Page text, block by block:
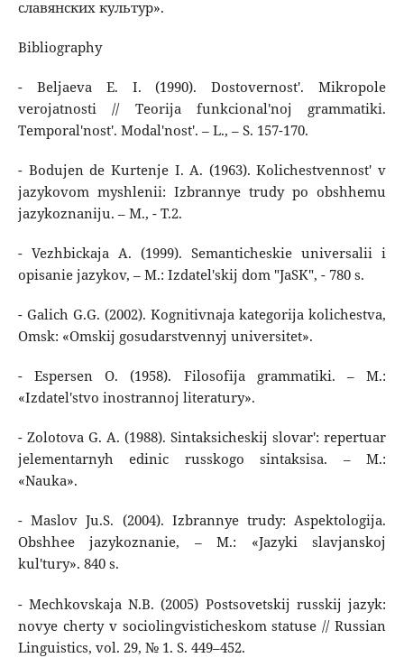
славянских культур».
Bibliography
- Beljaeva E. I. (1990). Dostovernost'. Mikropole
verojatnosti // Teorija funkcional'noj grammatiki.
Temporal'nost'. Modal'nost'. – L., – S. 157-170.
- Bodujen de Kurtenje I. A. (1963). Kolichestvennost' v
jazykovom myshlenii: Izbrannye trudy po obshhemu
jazykoznaniju. – M., - T.2.
- Vezhbickaja A. (1999). Semanticheskie universalii i
opisanie jazykov, – M.: Izdatel'skij dom "JaSK", - 780 s.
- Galich G.G. (2002). Kognitivnaja kategorija kolichestva,
Omsk: «Omskij gosudarstvennyj universitet».
- Espersen O. (1958). Filosofija grammatiki. – M.:
«Izdatel'stvo inostrannoj literatury».
- Zolotova G. A. (1988). Sintaksicheskij slovar': repertuar
jelementarnyh edinic russkogo sintaksisa. – M.:
«Nauka».
- Maslov Ju.S. (2004). Izbrannye trudy: Aspektologija.
Obshhee jazykoznanie, – M.: «Jazyki slavjanskoj
kul'tury». 840 s.
- Mechkovskaja N.B. (2005) Postsovetskij russkij jazyk:
novye cherty v sociolingvisticheskom statuse // Russian
Linguistics, vol. 29, № 1. S. 449–452.